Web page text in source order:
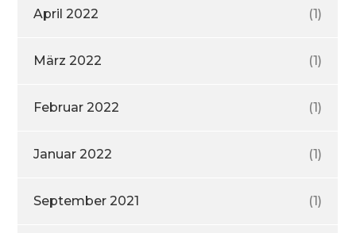
April 2022 (1)
März 2022 (1)
Februar 2022 (1)
Januar 2022 (1)
September 2021 (1)